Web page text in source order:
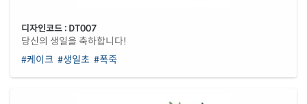
디자인코드 : DT007
당신의 생일을 축하합니다!
#케이크 #생일초 #폭죽